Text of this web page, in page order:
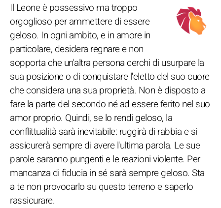
Il Leone è possessivo ma troppo
orgoglioso per ammettere di essere
geloso. In ogni ambito, e in amore in
particolare, desidera regnare e non
sopporta che un'altra persona cerchi di usurpare la
sua posizione o di conquistare l'eletto del suo cuore
che considera una sua proprietà. Non è disposto a
fare la parte del secondo né ad essere ferito nel suo
amor proprio. Quindi, se lo rendi geloso, la
conflittualità sarà inevitabile: ruggirà di rabbia e si
assicurerà sempre di avere l'ultima parola. Le sue
parole saranno pungenti e le reazioni violente. Per
mancanza di fiducia in sé sarà sempre geloso. Sta
a te non provocarlo su questo terreno e saperlo
rassicurare.